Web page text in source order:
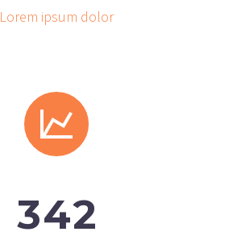
Lorem ipsum dolor


342